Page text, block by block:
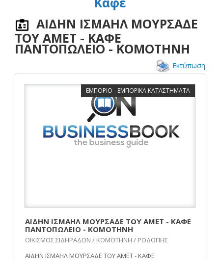
ΑΙΔΗΝ ΙΣΜΑΗΛ ΜΟΥΡΣΑΔΕ
ΤΟΥ ΑΜΕΤ - ΚΑΦΕ
ΠΑΝΤΟΠΩΛΕΙΟ - ΚΟΜΟΤΗΝΗ
Εκτύπωση
ΕΜΠΟΡΙΟ - ΕΜΠΟΡΙΚΑ ΚΑΤΑΣΤΗΜΑΤΑ
ΑΙΔΗΝ ΙΣΜΑΗΛ ΜΟΥΡΣΑΔΕ ΤΟΥ ΑΜΕΤ - ΚΑΦΕ
ΠΑΝΤΟΠΩΛΕΙΟ - ΚΟΜΟΤΗΝΗ
ΟΙΚΙΣΜΟΣ ΣΙΔΗΡΑΔΩΝ / ΚΟΜΟΤΗΝΗ / ΡΟΔΟΠΗΣ
ΑΙΔΗΝ ΙΣΜΑΗΛ ΜΟΥΡΣΑΔΕ ΤΟΥ ΑΜΕΤ - ΚΑΦΕ